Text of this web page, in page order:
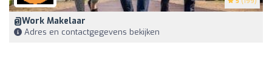
@Work Makelaar
Adres en contactgegevens bekijken